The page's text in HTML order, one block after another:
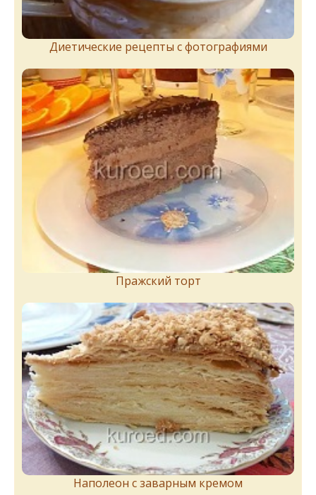
Диетические рецепты с фотографиями
Пражский торт
Наполеон с заварным кремом